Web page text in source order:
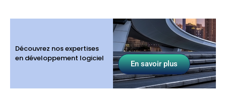
Découvrez nos expertises
en développement logiciel
En savoir plus